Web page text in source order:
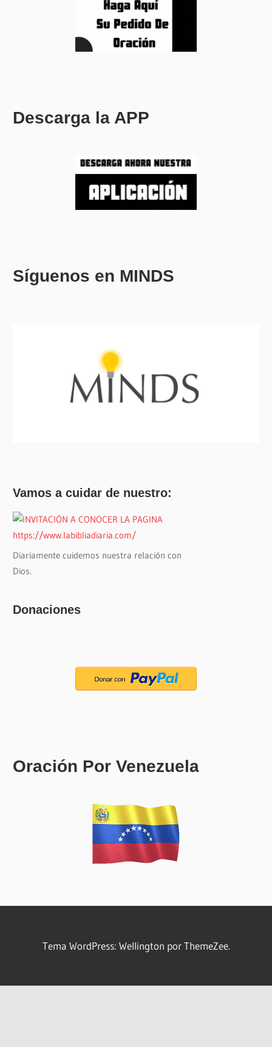
Descarga la APP
Síguenos en MINDS
Vamos a cuidar de nuestro:
Diariamente cuidemos nuestra relación con
Dios.
Donaciones
Oración Por Venezuela
Tema WordPress: Wellington por ThemeZee.